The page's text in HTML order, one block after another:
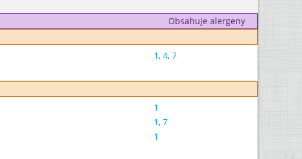
Obsahuje alergeny
1, 4, 7
1
1, 7
1